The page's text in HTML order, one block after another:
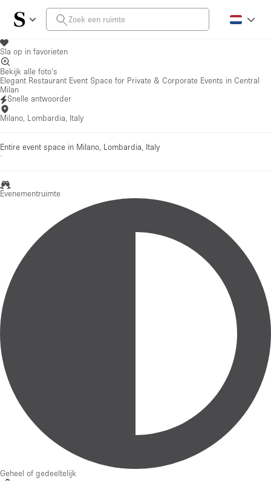
Sla op in favorieten
Bekijk alle foto's
Elegant Restaurant Event Space for Private & Corporate Events in Central
Milan
Snelle antwoorder
Milano, Lombardia, Italy
Entire event space in Milano, Lombardia, Italy
·
Evenementruimte
Geheel of gedeeltelijk